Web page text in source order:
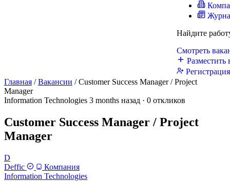
Найдите
Смотреть
Разместить
Главная / Вакансии / Customer Success Manager / Project
Manager
Information Technologies 3 months назад · 0 откликов
Customer Success Manager / Project
Manager
D
Deffic
Компания
Information Technologies